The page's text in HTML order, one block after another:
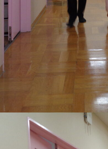
今日の幼稚園
教育と保育
美⽊多幼稚園の理想
園の1⽇
預かり保育［ヒラソル ]